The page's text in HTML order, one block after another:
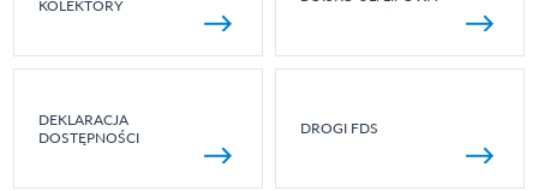
KOLEKTORY
DEKLARACJA
DOSTĘPNOŚCI
DROGI FDS